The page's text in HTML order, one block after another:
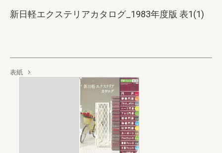
新日軽エクステリアカタログ_1983年度版 表1(1)
表紙